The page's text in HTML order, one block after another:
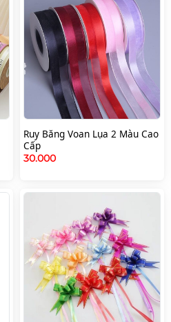
Ruy Băng Voan Lụa 2 Màu Cao
Cấp
30.000